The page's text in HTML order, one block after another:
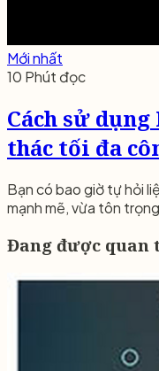
Mới nhất
10 Phút đọc
Cách sử
thác tối đa
Bạn có bao giờ tự hỏi
mạnh mẽ, vừa tôn
Đang được quan